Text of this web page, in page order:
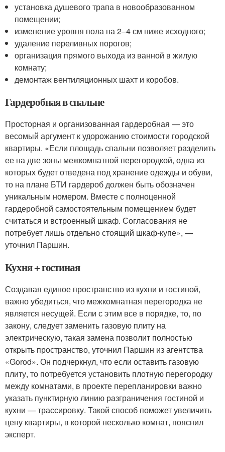
установка душевого трапа в новообразованном
помещении;
изменение уровня пола на 2–4 см ниже исходного;
удаление переливных порогов;
организация прямого выхода из ванной в жилую
комнату;
демонтаж вентиляционных шахт и коробов.
Гардеробная в спальне
Просторная и организованная гардеробная — это
весомый аргумент к удорожанию стоимости городской
квартиры. «Если площадь спальни позволяет разделить
ее на две зоны межкомнатной перегородкой, одна из
которых будет отведена под хранение одежды и обуви,
то на плане БТИ гардероб должен быть обозначен
уникальным номером. Вместе с полноценной
гардеробной самостоятельным помещением будет
считаться и встроенный шкаф. Согласования не
потребует лишь отдельно стоящий шкаф-купе», —
уточнил Паршин.
Кухня + гостиная
Создавая единое пространство из кухни и гостиной,
важно убедиться, что межкомнатная перегородка не
является несущей. Если с этим все в порядке, то, по
закону, следует заменить газовую плиту на
электрическую, такая замена позволит полностью
открыть пространство, уточнил Паршин из агентства
«Gorod». Он подчеркнул, что если оставить газовую
плиту, то потребуется установить плотную перегородку
между комнатами, в проекте перепланировки важно
указать пунктирную линию разграничения гостиной и
кухни — трассировку. Такой способ поможет увеличить
цену квартиры, в которой несколько комнат, пояснил
эксперт.